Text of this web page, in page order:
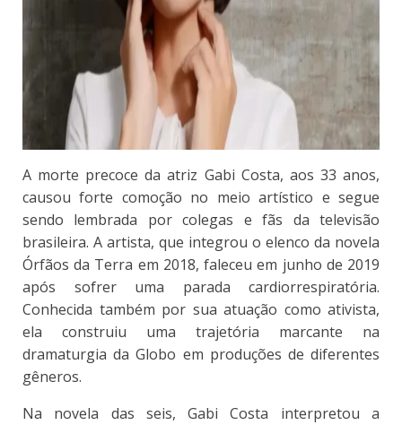
A morte precoce da atriz Gabi Costa, aos 33 anos,
causou forte comoção no meio artístico e segue
sendo lembrada por colegas e fãs da televisão
brasileira. A artista, que integrou o elenco da novela
Órfãos da Terra em 2018, faleceu em junho de 2019
após sofrer uma parada cardiorrespiratória.
Conhecida também por sua atuação como ativista,
ela construiu uma trajetória marcante na
dramaturgia da Globo em produções de diferentes
gêneros.
Na novela das seis, Gabi Costa interpretou a